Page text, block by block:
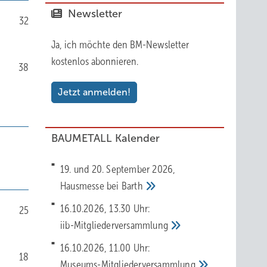
32
38
25
18
Newsletter
Ja, ich möchte den BM-Newsletter
kostenlos abonnieren.
Jetzt anmelden!
BAUMETALL Kalender
19. und 20. September 2026,
Hausmesse bei Barth
16.10.2026, 13.30 Uhr:
iib-Mitgliederversammlung
16.10.2026, 11.00 Uhr:
Museums-Mitgliederversammlung